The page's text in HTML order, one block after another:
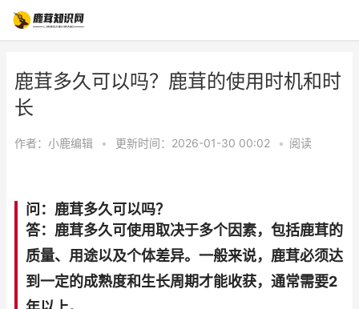
鹿茸多久可以吗？鹿茸的使用时机和时
长
作者： 小鹿编辑 • 更新时间：2026-01-30 00:02 • 阅读
问：鹿茸多久可以吗？
答：鹿茸多久可使用取决于多个因素，包括鹿茸的
质量、用途以及个体差异。一般来说，鹿茸必须达
到一定的成熟度和生长周期才能收获，通常需要2